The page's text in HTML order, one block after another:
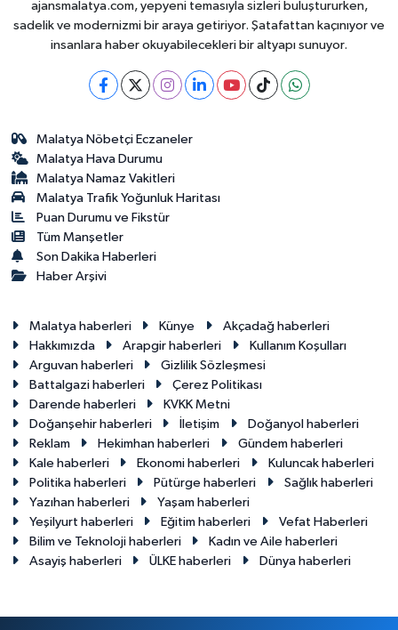
ajansmalatya.com, yepyeni temasıyla sizleri buluştururken,
sadelik ve modernizmi bir araya getiriyor. Şatafattan kaçınıyor ve
insanlara haber okuyabilecekleri bir altyapı sunuyor.
Malatya Nöbetçi Eczaneler
Malatya Hava Durumu
Malatya Namaz Vakitleri
Malatya Trafik Yoğunluk Haritası
Puan Durumu ve Fikstür
Tüm Manşetler
Son Dakika Haberleri
Haber Arşivi
Malatya haberleri Künye
Akçadağ haberleri
Hakkımızda
Arapgir haberleri
Kullanım Koşulları
Arguvan haberleri
Gizlilik Sözleşmesi
Battalgazi haberleri
Çerez Politikası
Darende haberleri
KVKK Metni
Doğanşehir haberleri
İletişim
Doğanyol haberleri
Reklam
Hekimhan haberleri
Gündem haberleri
Kale haberleri
Ekonomi haberleri
Kuluncak haberleri
Politika haberleri
Pütürge haberleri
Sağlık haberleri
Yazıhan haberleri
Yaşam haberleri
Yeşilyurt haberleri
Eğitim haberleri
Vefat Haberleri
Bilim ve Teknoloji haberleri
Kadın ve Aile haberleri
Asayiş haberleri
ÜLKE haberleri Dünya haberleri